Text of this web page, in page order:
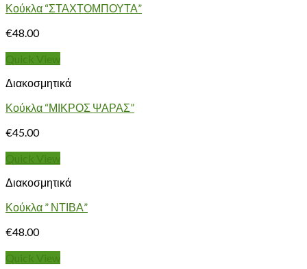
Κούκλα “ΣΤΑΧΤΟΜΠΟΥΤΑ”
€48.00
Quick View
Διακοσμητικά
Κούκλα “ΜΙΚΡΟΣ ΨΑΡΑΣ”
€45.00
Quick View
Διακοσμητικά
Κούκλα ” ΝΤΙΒΑ”
€48.00
Quick View